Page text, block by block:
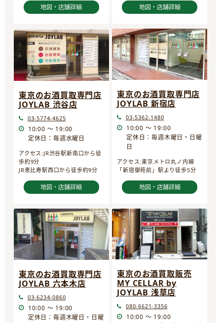
地図・店舗詳細 地図・店舗詳細
東京のお酒買取専門店
JOYLAB 渋谷店
03-5774-4625
10:00 ～ 19:00
定休日：毎週水曜日
アクセス:JR渋谷駅新南口から徒
歩約9分
JR恵比寿駅西口から徒歩約9分
地図・店舗詳細
東京のお酒買取専門店
JOYLAB 新宿店
03-5362-1480
10:00 ～ 19:00
定休日：毎週木曜日・日曜
日
アクセス:東京メトロ丸ノ内線
「新宿御苑前」駅より徒歩5分
地図・店舗詳細
東京のお酒買取専門店
JOYLAB 六本木店
03-6234-0860
10:00 ～ 19:00
定休日：毎週木曜日・日曜
東京のお酒買取販売
MY CELLAR by
JOYLAB 浅草店
080-6621-3356
10:00 ～ 19:00